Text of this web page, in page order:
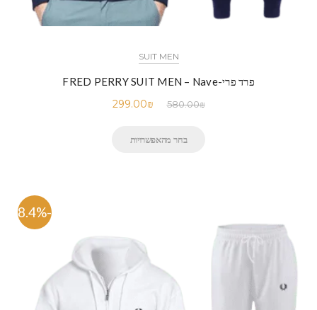
SUIT MEN
פרד פרי-FRED PERRY SUIT MEN – Nave
580.00₪
299.00₪
בחר מהאפשרויות
-48.4%